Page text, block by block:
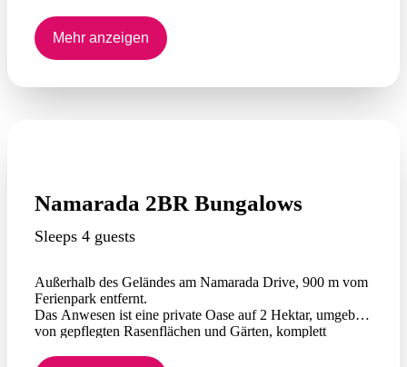
Kühlschrank, Tee- und Kaffeezubehör.
Split-Klimaanlage.
Küche mit Kochfeld.
Veranda mit Tisch und Stühlen
Mehr anzeigen
Namarada 2BR Bungalows
Sleeps 4 guests
Außerhalb des Geländes am Namarada Drive, 900 m vom
Ferienpark entfernt.
Das Anwesen ist eine private Oase auf 2 Hektar, umgeben
von gepflegten Rasenflächen und Gärten, komplett